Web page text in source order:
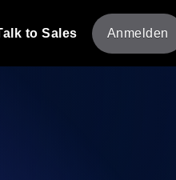
to Sales Anmelden